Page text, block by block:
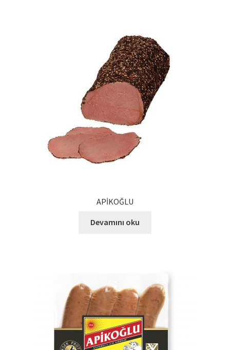
Yönetim Kurulu
APİKOĞLU
Devamını oku